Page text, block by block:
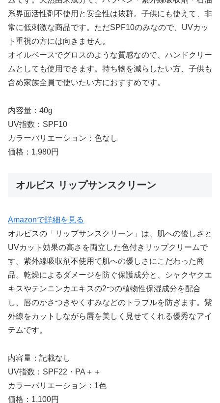
系界面活性剤不使用と安全性は抜群。子供にも使えて、非
常に低刺激な商品です。ただSPF10のみなので、UVカッ
ト重視の方には向きません。
オイルベースでグロスのような質感なので、ハンドクリー
ムとしても使用できます。持ち物を減らしたい方、子供も
含め家族全員で使いたい方におすすめです。
内容量：40g
UV指数：SPF10
カラーバリエーション：色なし
価格：1,980円
オルビス リップサンスクリーン
Amazonで詳細を見る
オルビスの「リップサンスクリーン」は、肌への優しさと
UVカット効果の高さを両立した色付きリップクリームで
す。紫外線吸収剤不使用で肌への優しさにこだわった商
品。乾燥によるダメージを防ぐ保護成分と、シャクヤクエ
キスやテンニンカエキスの2つの植物性保湿成分を配合
し、唇のかさつきやくすみなどのトラブルを防ぎます。紫
外線をカットしながら唇を美しく見せてくれる優秀なアイ
テムです。
内容量：記載なし
UV指数：SPF22・PA＋＋
カラーバリエーション：1色
価格：1,100円